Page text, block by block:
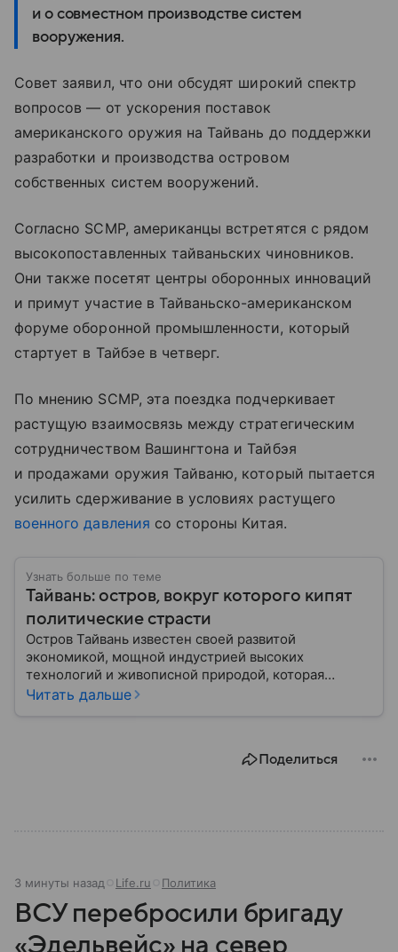
и о совместном производстве систем
вооружения.
Совет заявил, что они обсудят широкий спектр
вопросов — от ускорения поставок
американского оружия на Тайвань до поддержки
разработки и производства островом
собственных систем вооружений.
Согласно SCMP, американцы встретятся с рядом
высокопоставленных тайваньских чиновников.
Они также посетят центры оборонных инноваций
и примут участие в Тайваньско-американском
форуме оборонной промышленности, который
стартует в Тайбэе в четверг.
По мнению SCMP, эта поездка подчеркивает
растущую взаимосвязь между стратегическим
сотрудничеством Вашингтона и Тайбэя
и продажами оружия Тайваню, который пытается
усилить сдерживание в условиях растущего
военного давления со стороны Китая.
Узнать больше по теме
Тайвань: остров, вокруг которого кипят
политические страсти
Остров Тайвань известен своей развитой
экономикой, мощной индустрией высоких
технологий и живописной природой, которая
сочетает в себе современные мегаполисы и горные
Читать дальше
Поделиться
3 минуты назад Life.ru Политика
ВСУ перебросили бригаду
«Эдельвейс» на север